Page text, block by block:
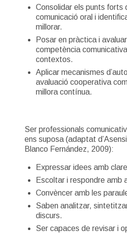
Consolidar els punts forts
comunicació oral i
millorar.
Posar en pràctica i
competència
contextos.
Aplicar mecanismes
avaluació cooperativa
millora contínua.
Ser professionals
ens suposa (adaptat
Blanco Fernández, 2009):
Expressar idees amb
Escoltar i respondre amb
Convèncer amb les
Saben analitzar,
discurs.
Ser capaces de revisar i